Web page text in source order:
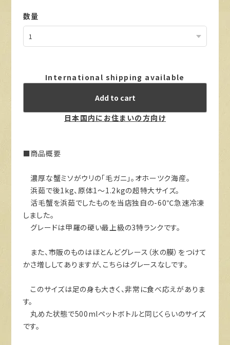
数量
International shipping available
Add to cart
日本国内にお住まいの方向け
■商品概要
濃厚な蟹ミソがウリの「毛ガニ」。オホーツク海産。
浜茹で後1kg、原体1～1.2kgの超特大サイズ。
活毛蟹を浜茹でしたものを当店独自の-60℃急速冷凍
しました。
グレードは甲羅の硬い最上級の3特ランクです。
また、市販のものはほとんどグレース（氷の膜）をつけて
かさ増ししてありますが、こちらはグレースなしです。
このサイズは足の身も大きく、非常に食べ応えがありま
す。
丸めた状態で500mlペットボトルと同じくらいのサイズ
です。